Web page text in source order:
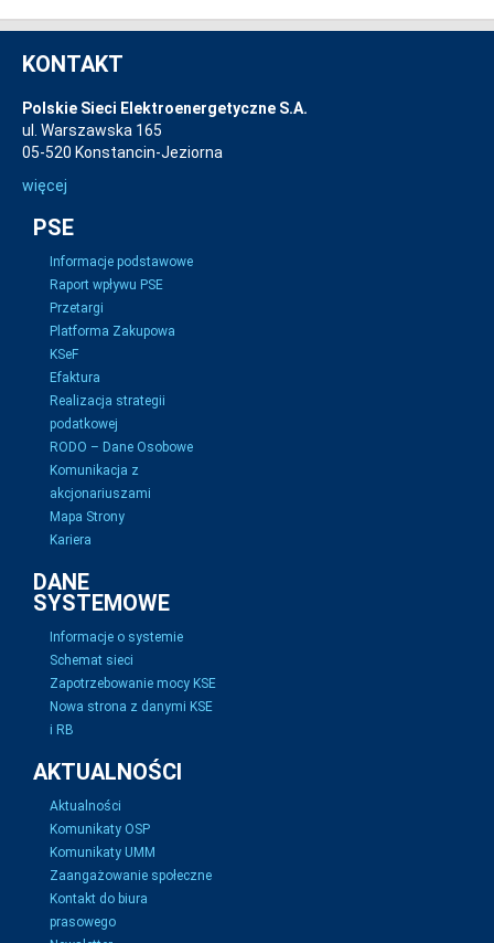
KONTAKT
Polskie Sieci Elektroenergetyczne S.A.
ul. Warszawska 165
05-520 Konstancin-Jeziorna
więcej
PSE
Informacje podstawowe
Raport wpływu PSE
Przetargi
Platforma Zakupowa
KSeF
Efaktura
Realizacja strategii
podatkowej
RODO – Dane Osobowe
Komunikacja z
akcjonariuszami
Mapa Strony
Kariera
DANE
SYSTEMOWE
Informacje o systemie
Schemat sieci
Zapotrzebowanie mocy KSE
Nowa strona z danymi KSE
i RB
AKTUALNOŚCI
Aktualności
Komunikaty OSP
Komunikaty UMM
Zaangażowanie społeczne
Kontakt do biura
prasowego